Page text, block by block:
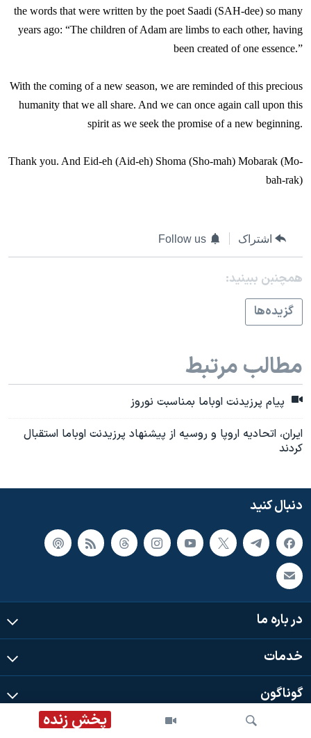
پخش زنده
the words that were written by the poet Saadi (SAH-dee) so many
years ago: “The children of Adam are limbs to each other, having
been created of one essence.”
With the coming of a new season, we are reminded of this precious
humanity that we all share. And we can once again call upon this
spirit as we seek the promise of a new beginning.
Thank you. And Eid-eh (Aid-eh) Shoma (Sho-mah) Mobarak (Mo-
bah-rak)
اشتراک Follow us
همچنبن ببینید:
گزيده‌ها
مطالب مرتبط
پيام پرزيدنت اوباما بمناسبت نوروز
ايران، اتحاديه اروپا و روسيه از پيشنهاد پرزيدنت اوباما استقبال
کردند
دنبال کنید
در باره ما
خدمات
گوناگون